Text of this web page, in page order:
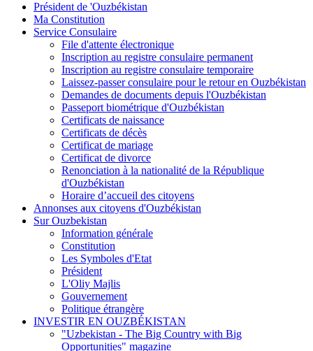
Président de 'Ouzbékistan
Ma Constitution
Service Consulaire
File d'attente électronique
Inscription au registre consulaire permanent
Inscription au registre consulaire temporaire
Laissez-passer consulaire pour le retour en Ouzbékistan
Demandes de documents depuis l'Ouzbékistan
Passeport biométrique d'Ouzbékistan
Certificats de naissance
Certificats de décès
Certificat de mariage
Certificat de divorce
Renonciation à la nationalité de la République
d'Ouzbékistan
Horaire d’accueil des citoyens
Annonses aux citoyens d'Ouzbékistan
Sur Ouzbekistan
Information générale
Constitution
Les Symboles d'Etat
Président
L'Oliy Majlis
Gouvernement
Politique étrangère
INVESTIR EN OUZBÉKISTAN
"Uzbekistan - The Big Country with Big
Opportunities" magazine